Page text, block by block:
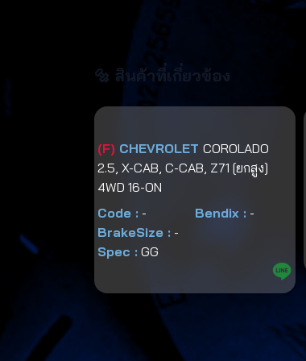
🔩 สินค้าที่เกี่ยวข้อง
(F) CHEVROLET COROLADO
2.5, X-CAB, C-CAB, Z71 [ยกสูง]
4WD 16-ON
Code : - Bendix : -
BrakeSize : -
Spec : GG